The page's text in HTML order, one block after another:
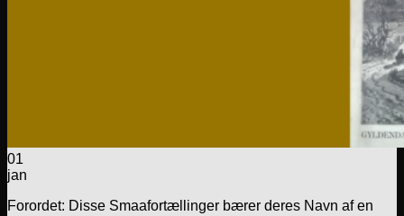
01
jan
Forordet: Disse Smaafortællinger bærer deres Navn af en